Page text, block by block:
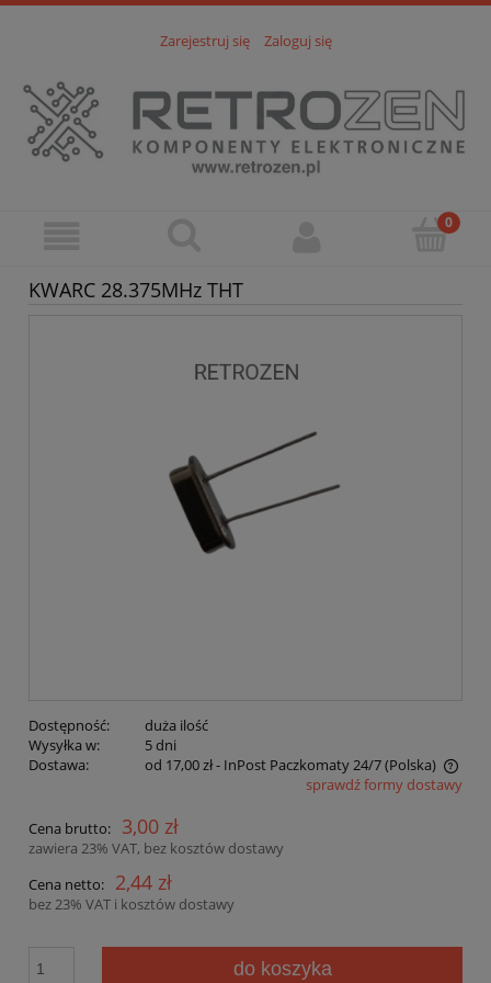
Zarejestruj się Zaloguj się
KWARC 28.375MHz THT
Dostępność:
duża ilość
Wysyłka w:
5 dni
Dostawa:
od 17,00 zł- InPost Paczkomaty 24/7(Polska)
Cena nie zawiera ewentualnych kosztów płatnościsprawdź formy dostawy
Cena brutto: 3,00 zł
zawiera 23% VAT, bez kosztów dostawy
Cena netto:
2,44 zł
bez 23% VAT i kosztów dostawy
do koszyka